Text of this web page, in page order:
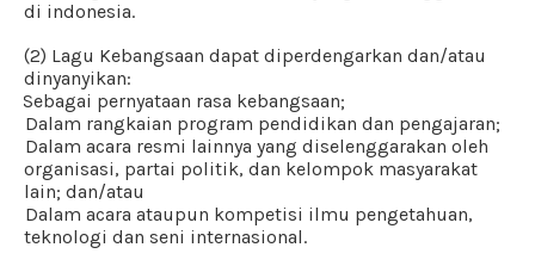
di indonesia.
(2) Lagu Kebangsaan dapat diperdengarkan dan/atau
dinyanyikan:
Sebagai pernyataan rasa kebangsaan;
Dalam rangkaian program pendidikan dan pengajaran;
Dalam acara resmi lainnya yang diselenggarakan oleh
organisasi, partai politik, dan kelompok masyarakat
lain; dan/atau
Dalam acara ataupun kompetisi ilmu pengetahuan,
teknologi dan seni internasional.